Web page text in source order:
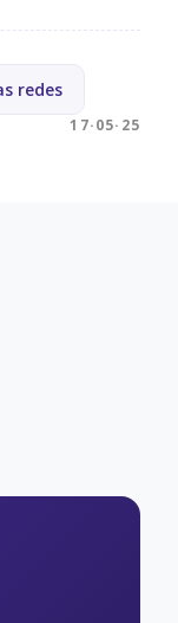
redes
17·05·25